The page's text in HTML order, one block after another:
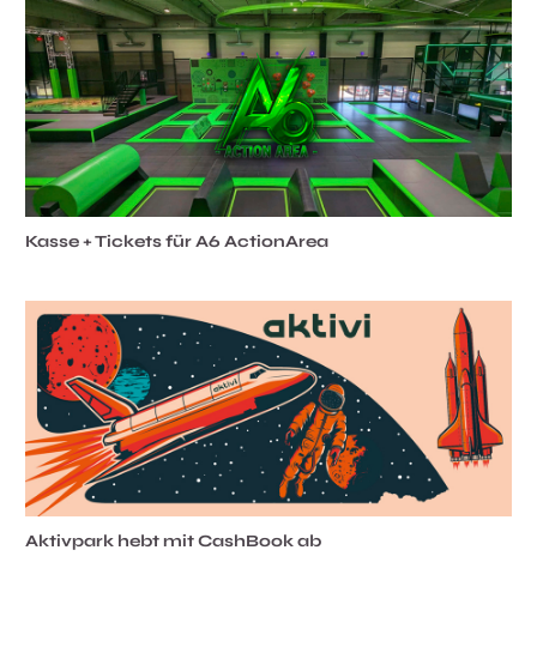
Kasse + Tickets für A6 ActionArea
Aktivpark hebt mit CashBook ab